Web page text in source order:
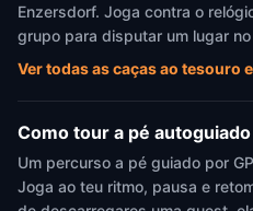
Enzersdorf. Joga contra o
grupo para disputar um lugar
Ver todas as caças ao tesouro
Como tour a pé autoguiado
Um percurso a pé guiado por
Joga ao teu ritmo, pausa e